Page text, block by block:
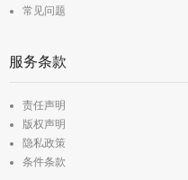
常见问题
服务条款
责任声明
版权声明
隐私政策
条件条款